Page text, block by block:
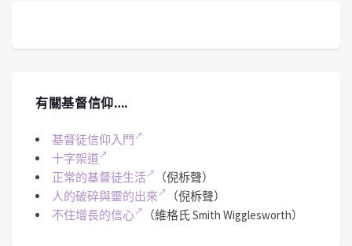
有關基督信仰….
基督徒信仰入門
十字架道
正常的基督徒生活
（倪柝聲）
人的破碎與靈的出來
（倪柝聲）
不住增長的信心
（維格氏 Smith Wigglesworth）